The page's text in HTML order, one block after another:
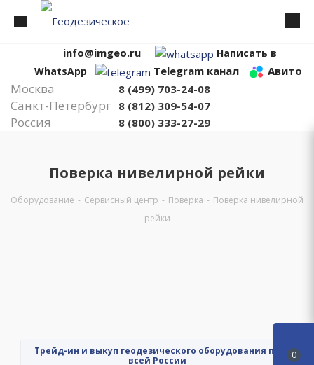
info@imgeo.ru
Написать в
WhatsApp
Telegram канал Авито
Москва 8 (499) 703-24-08
Санкт-Петербург 8 (812) 309-54-07
Россия 8 (800) 333-27-29
Поверка нивелирной рейки
Оборудование - Сервисный центр - Поверка - Поверка нивелирной
рейки
Трейд-ин и выкуп геодезического оборудования по
всей России
0